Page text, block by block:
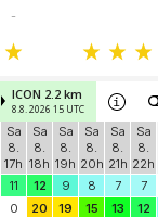
-
ICON 2.2 km
8.8. 2026 15 UTC
Sa
8.
17h
Sa
8.
18h
Sa
8.
19h
Sa
8.
20h
Sa
8.
21h
Sa
8.
22h
11
12 9 8 7 7
0
20 19 15 13 12